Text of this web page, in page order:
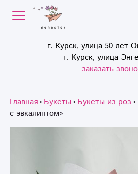
г. Курск, улица 50 лет
г. Курск, улица
заказать
Главная Букеты Букеты из роз
с эвкалиптом»